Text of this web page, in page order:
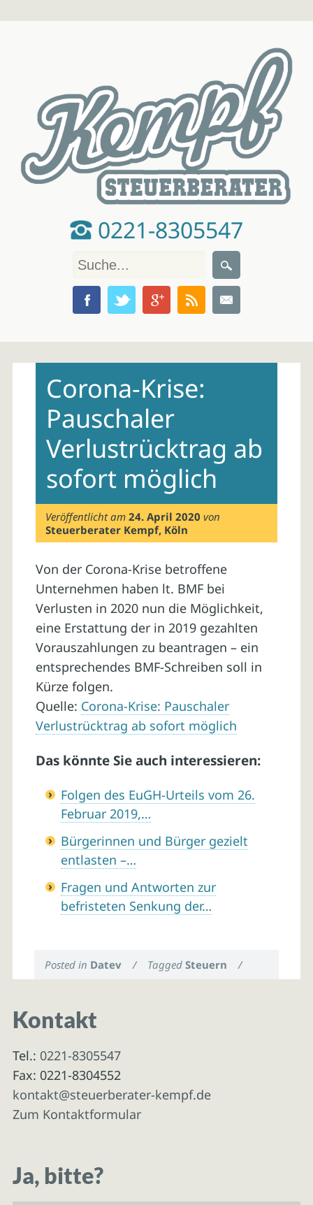
0221-8305547
contentCorona-Krise:
Pauschaler
Verlustrücktrag ab
sofort möglich
Veröffentlicht am24. April 2020 von
Steuerberater Kempf, Köln
Von der Corona-Krise betroffene
Unternehmen haben lt. BMF bei
Verlusten in 2020 nun die Möglichkeit,
eine Erstattung der in 2019 gezahlten
Vorauszahlungen zu beantragen – ein
entsprechendes BMF-Schreiben soll in
Kürze folgen.
Quelle: Corona-Krise: Pauschaler
Verlustrücktrag ab sofort möglich
Das könnte Sie auch interessieren:
Folgen des EuGH-Urteils vom 26.
Februar 2019,…
Bürgerinnen und Bürger gezielt
entlasten –…
Fragen und Antworten zur
befristeten Senkung der…
Posted in Datev / TaggedSteuern /
Kontakt
Tel.: 0221-8305547
Fax: 0221-8304552
kontakt@steuerberater-kempf.de
Zum Kontaktformular
Ja, bitte?